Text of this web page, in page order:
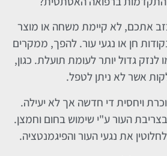
אתכם, לא קיימת משחה או מוצר
חן או נגעי עור. להפך, ממקרים
לנזק גדול יותר לעומת תועלת. כגון,
אשר לא ניתן לטפל.
ויחסית די חדשה אך לא יעילה.
העור ע"י שימוש בחום וחמצן.
את נגעי העור והפיגמנטציה.